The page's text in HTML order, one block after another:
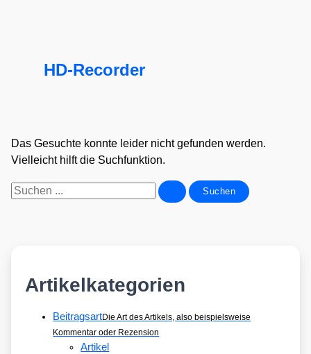
HD-Recorder
Das Gesuchte konnte leider nicht gefunden werden.
Vielleicht hilft die Suchfunktion.
Suchen
Artikelkategorien
BeitragsartDie Art des Artikels, also beispielsweise
Kommentar oder Rezension
Artikel